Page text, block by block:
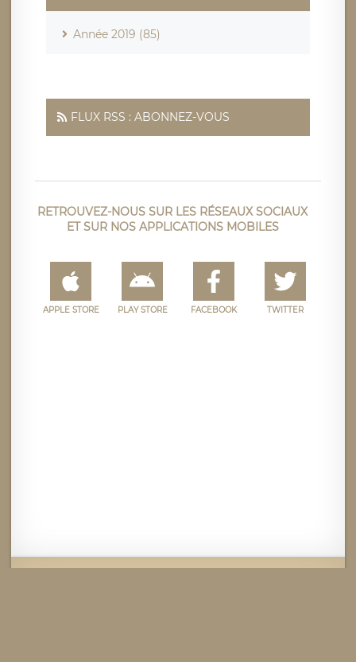
Année 2019 (85)
FLUX RSS : ABONNEZ-VOUS
RETROUVEZ-NOUS SUR LES RÉSEAUX SOCIAUX
ET SUR NOS APPLICATIONS MOBILES
APPLE STORE PLAY STORE FACEBOOK TWITTER